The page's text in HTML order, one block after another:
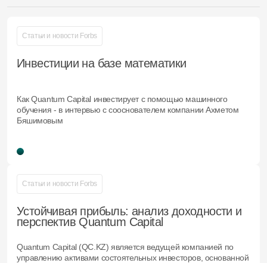
Статьи и новости Forbs
Инвестиции на базе математики
Как Quantum Capital инвестирует с помощью машинного
обучения - в интервью с сооснователем компании Ахметом
Бяшимовым
Статьи и новости Forbs
Устойчивая прибыль: анализ доходности и
перспектив Quantum Capital
Quantum Capital (QC.KZ) является ведущей компанией по
управлению активами состоятельных инвесторов, основанной